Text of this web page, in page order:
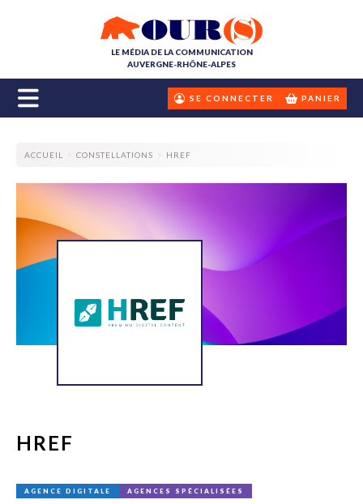
LE MÉDIA DE LA COMMUNICATION
AUVERGNE-RHÔNE-ALPES
SE CONNECTER PANIER
ACCUEIL CONSTELLATIONS HREF
HREF
AGENCE DIGITALE AGENCES SPÉCIALISÉES